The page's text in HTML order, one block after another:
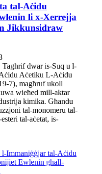
tal-Aċidu
li x-Xerrejja
Jikkunsidraw
dwar is-Suq u l-
Aċetiku L-Aċidu
7), magħruf ukoll
wieħed mill-aktar
kimika. Għandu
tal-monomeru tal-
tal-aċetat, is-